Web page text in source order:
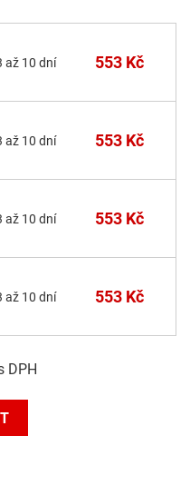
až 10 dní 553 Kč
až 10 dní 553 Kč
až 10 dní 553 Kč
až 10 dní 553 Kč
DPH